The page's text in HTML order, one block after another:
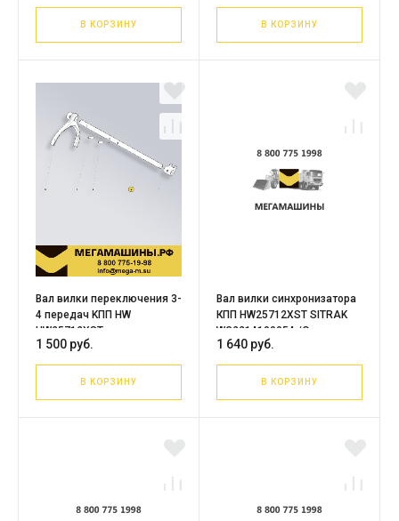
В КОРЗИНУ В КОРЗИНУ
Вал вилки переключения 3-
4 передач KПП HW
HW25712XST
WG2212220055
1 500 руб.
В КОРЗИНУ
Вал вилки синхронизатора
КПП HW25712XST SITRAK
WG2214100054 /Оригинал
1 640 руб.
В КОРЗИНУ